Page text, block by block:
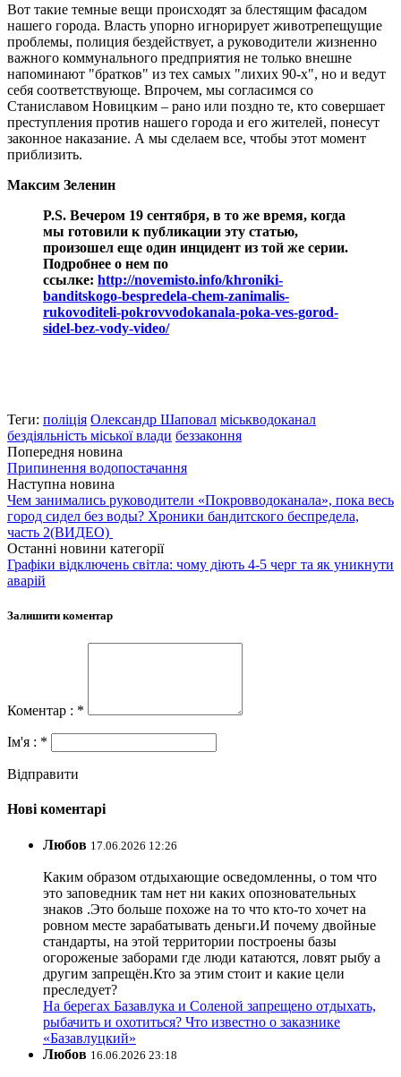
Вот такие темные вещи происходят за блестящим фасадом
нашего города. Власть упорно игнорирует животрепещущие
проблемы, полиция бездействует, а руководители жизненно
важного коммунального предприятия не только внешне
напоминают "братков" из тех самых "лихих 90-х", но и ведут
себя соответствующе. Впрочем, мы согласимся со
Станиславом Новицким – рано или поздно те, кто совершает
преступления против нашего города и его жителей, понесут
законное наказание. А мы сделаем все, чтобы этот момент
приблизить.
Максим Зеленин
P.S. Вечером 19 сентября, в то же время, когда
мы готовили к публикации эту статью,
произошел еще один инцидент из той же серии.
Подробнее о нем по
ссылке: http://novemisto.info/khroniki-
banditskogo-bespredela-chem-zanimalis-
rukovoditeli-pokrovvodokanala-poka-ves-gorod-
sidel-bez-vody-video/
Теги: поліція Олександр Шаповал міськводоканал
бездіяльність міської влади беззаконня
Попередня новина
Припинення водопостачання
Наступна новина
Чем занимались руководители «Покровводоканала», пока весь
город сидел без воды? Хроники бандитского беспредела,
часть 2(ВИДЕО)
Останні новини категорії
Графіки відключень світла: чому діють 4-5 черг та як уникнути
аварій
Залишити коментар
Коментар : *
Ім'я : *
Відправити
Нові коментарі
Любов 17.06.2026 12:26
Каким образом отдыхающие осведомленны, о том что
это заповедник там нет ни каких опозновательных
знаков .Это больше похоже на то что кто-то хочет на
ровном месте зарабатывать деньги.И почему двойные
стандарты, на этой территории построены базы
огороженые заборами где люди катаются, ловят рыбу а
другим запрещён.Кто за этим стоит и какие цели
преследует?
На берегах Базавлука и Соленой запрещено отдыхать,
рыбачить и охотиться? Что известно о заказнике
«Базавлуцкий»
Любов 16.06.2026 23:18